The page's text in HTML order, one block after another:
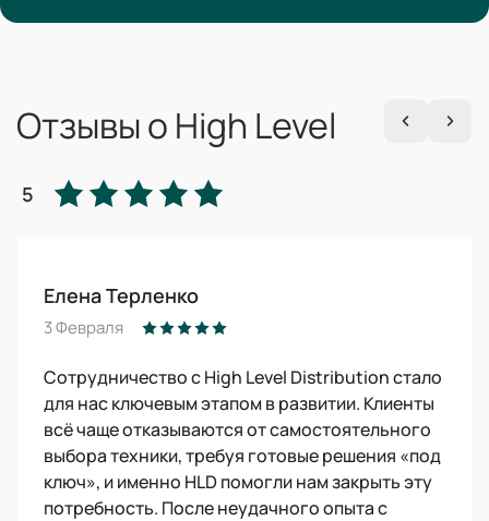
Отзывы о High Level
5
Елена Терленко
3 Февраля
Сотрудничество с High Level Distribution стало
для нас ключевым этапом в развитии. Клиенты
всё чаще отказываются от самостоятельного
выбора техники, требуя готовые решения «под
ключ», и именно HLD помогли нам закрыть эту
потребность. После неудачного опыта с